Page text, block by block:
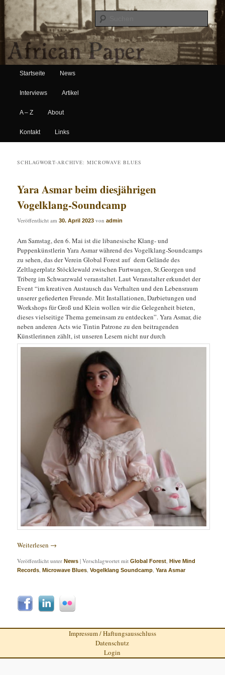
African Paper
Hauptmenü
Zum Inhalt wechseln
Zum sekundären Inhalt wechseln
Startseite News
Interviews Artikel
A – Z About
Kontakt Links
SCHLAGWORT-ARCHIVE:MICROWAVE BLUES
Yara Asmar beim diesjährigen
Vogelklang-Soundcamp
Veröffentlicht am30. April 2023 vonadmin
Am Samstag, den 6. Mai ist die libanesische Klang- und
Puppenkünstlerin Yara Asmar während des Vogelklang-Soundcamps
zu sehen, das der Verein Global Forest auf dem Gelände des
Zeltlagerplatz Stöcklewald zwischen Furtwangen, St.Georgen und
Triberg im Schwarzwald veranstaltet. Laut Veranstalter erkundet der
Event “im kreativen Austausch das Verhalten und den Lebensraum
unserer gefiederten Freunde. Mit Installationen, Darbietungen und
Workshops für Groß und Klein wollen wir die Gelegenheit bieten,
dieses vielseitige Thema gemeinsam zu entdecken”. Yara Asmar, die
neben anderen Acts wie Tintin Patrone zu den beitragenden
Künstlerinnen zählt, ist unseren Lesern nicht nur durch
Weiterlesen →
Veröffentlicht unter News |Verschlagwortet mit Global Forest,Hive Mind
Records,Microwave Blues,Vogelklang Soundcamp,Yara Asmar
Impressum / Haftungsausschluss
Datenschutz
Login